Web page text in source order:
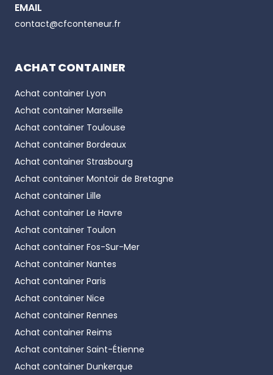
EMAIL
Phone number
contact@cfconteneur.fr
ACHAT CONTAINER
Achat container Lyon
Achat container Marseille
Achat container Toulouse
Achat container Bordeaux
Achat container Strasbourg
Achat container Montoir de Bretagne
Achat container Lille
Achat container Le Havre
Achat container Toulon
Achat container Fos-Sur-Mer
Achat container Nantes
Achat container Paris
Achat container Nice
Achat container Rennes
Achat container Reims
Achat container Saint-Étienne
Achat container Dunkerque